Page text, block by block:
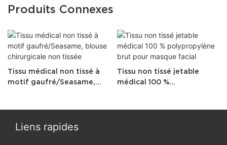
Produits Connexes
Tissu médical non tissé à
motif gaufré/Seasame,
Tissu non tissé jetable
médical 100 %
Liens rapides